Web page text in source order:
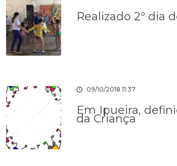
Realizado 2º dia
09/10/2018 11:37
Em Ipueira,
da Criança